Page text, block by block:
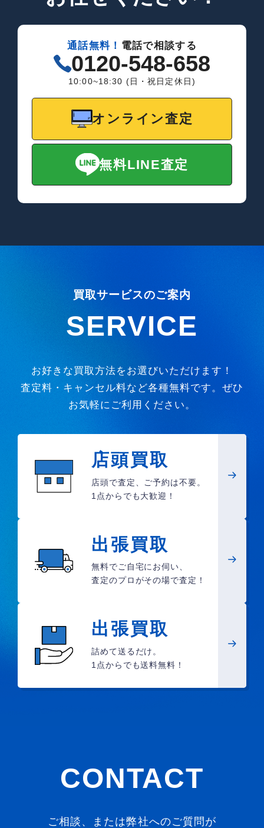
通話無料！ 電話で相談する
0120-548-658
10:00~18:30 (日・祝日定休日)
オンライン査定
無料LINE査定
買取サービスのご案内
SERVICE
お好きな買取方法をお選びいただけます！
査定料・キャンセル料など各種無料です。ぜひ
お気軽にご利用ください。
店頭買取
店頭で査定、ご予約は不要。
1点からでも大歓迎！
出張買取
無料でご自宅にお伺い、
査定のプロがその場で査定！
出張買取
詰めて送るだけ。
1点からでも送料無料！
CONTACT
ご相談、または弊社へのご質問が